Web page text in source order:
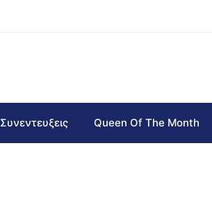
Συνεντευξεις Queen Of The Month